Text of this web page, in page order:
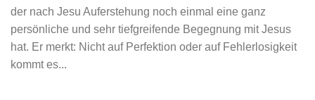
der nach Jesu Auferstehung noch einmal eine ganz
persönliche und sehr tiefgreifende Begegnung mit Jesus
hat. Er merkt: Nicht auf Perfektion oder auf Fehlerlosigkeit
kommt es...